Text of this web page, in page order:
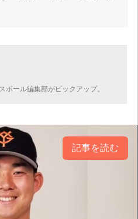
ボール編集部がピックアップ。
記事を読む